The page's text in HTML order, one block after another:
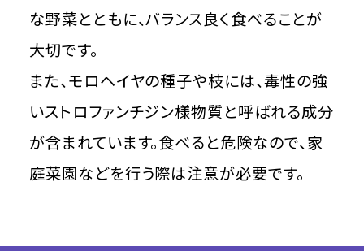
な野菜とともに、バランス良く食べることが
大切です。
また、モロヘイヤの種子や枝には、毒性の強
いストロファンチジン様物質と呼ばれる成分
が含まれています。食べると危険なので、家
庭菜園などを行う際は注意が必要です。